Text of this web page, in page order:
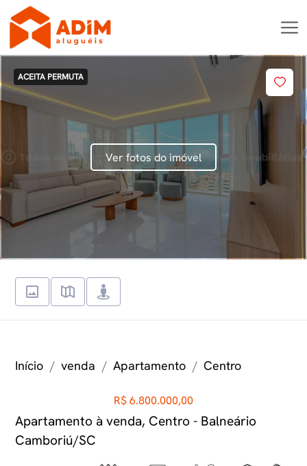
ACEITA PERMUTA
Ver fotos do imóvel
Início venda Apartamento Centro
R$ 6.800.000,00
Apartamento à venda, Centro - Balneário
Camboriú/SC